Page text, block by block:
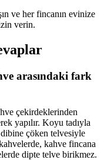
ve her fincanın evinize
verin.
arasındaki fark
çekirdeklerinden
yapılır. Koyu tadıyla
çöken telvesiyle
kahve fincana
dipte telve birikmez.